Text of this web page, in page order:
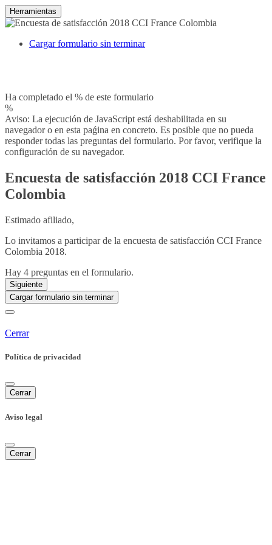
Herramientas
Cargar formulario sin terminar
Ha completado el % de este formulario
%
Aviso: La ejecución de JavaScript está deshabilitada en su
navegador o en esta paǵina en concreto. Es posible que no pueda
responder todas las preguntas del formulario. Por favor, verifique la
configuración de su navegador.
Encuesta de satisfacción 2018 CCI France
Colombia
Estimado afiliado,
Lo invitamos a participar de la encuesta de satisfacción CCI France
Colombia 2018.
Hay 4 preguntas en el formulario.
Siguiente
Cargar formulario sin terminar
Cerrar
Política de privacidad
Cerrar
Aviso legal
Cerrar